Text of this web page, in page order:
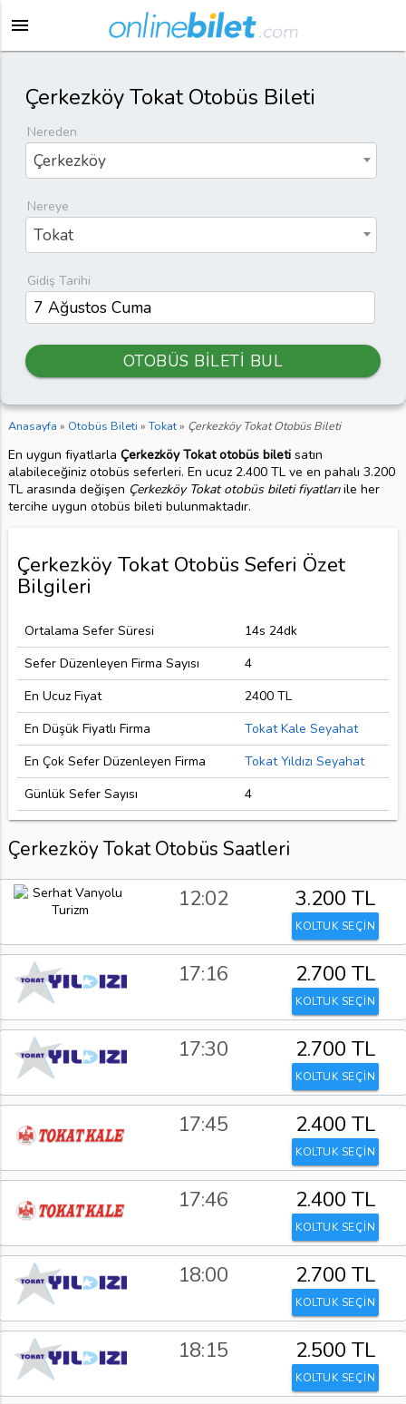
menu
Çerkezköy Tokat Otobüs Bileti
Nereden
Çerkezköy
Nereye
Tokat
Gidiş Tarihi
OTOBÜS BİLETİ BUL
Anasayfa » Otobüs Bileti » Tokat» Çerkezköy Tokat Otobüs Bileti
En uygun fiyatlarla Çerkezköy Tokat otobüs biletisatın
alabileceğiniz otobüs seferleri. En ucuz 2.400 TL ve en pahalı 3.200
TL arasında değişen Çerkezköy Tokat otobüs bileti fiyatlarıile her
tercihe uygun otobüs bileti bulunmaktadır.
Çerkezköy Tokat Otobüs Seferi Özet
Bilgileri
Ortalama Sefer Süresi
14s 24dk
Sefer Düzenleyen Firma Sayısı
4
En Ucuz Fiyat
2400 TL
En Düşük Fiyatlı Firma
Tokat Kale Seyahat
En Çok Sefer Düzenleyen Firma
Tokat Yıldızı Seyahat
Günlük Sefer Sayısı
4
Çerkezköy Tokat Otobüs Saatleri
12:02 3.200 TL
KOLTUK SEÇİN
17:16 2.700 TL
KOLTUK SEÇİN
17:30 2.700 TL
KOLTUK SEÇİN
17:45 2.400 TL
KOLTUK SEÇİN
17:46 2.400 TL
KOLTUK SEÇİN
18:00 2.700 TL
KOLTUK SEÇİN
18:15 2.500 TL
KOLTUK SEÇİN